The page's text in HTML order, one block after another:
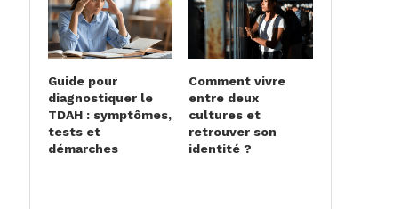
Guide pour
diagnostiquer le
TDAH : symptômes,
tests et
démarches
Comment vivre
entre deux
cultures et
retrouver son
identité ?